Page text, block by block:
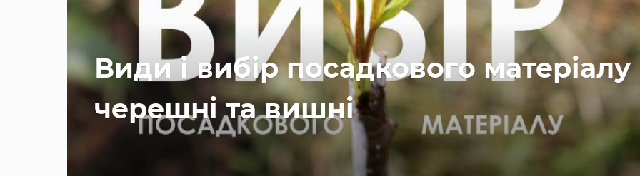
Види і вибір посадкового матеріалу
черешні та вишні